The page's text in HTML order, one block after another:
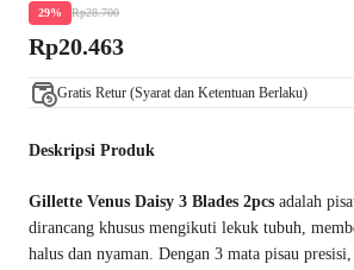
29% Rp28.700
Rp20.463
Gratis Retur (Syarat dan Ketentuan Berlaku)
Deskripsi Produk
Gillette Venus Daisy 3 Blades 2pcs adalah
dirancang khusus mengikuti lekuk tubuh,
halus dan nyaman. Dengan 3 mata pisau